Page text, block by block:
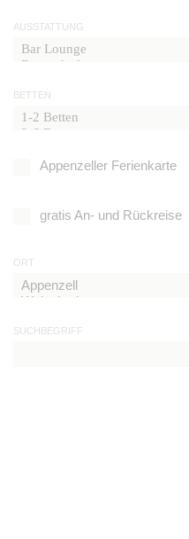
AUSSTATTUNG
BETTEN
Appenzeller Ferienkarte
gratis An- und Rückreise
ORT
SUCHBEGRIFF